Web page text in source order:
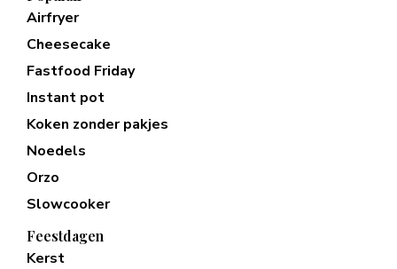
Airfryer
Cheesecake
Fastfood Friday
Instant pot
Koken zonder pakjes
Noedels
Orzo
Slowcooker
Feestdagen
Kerst